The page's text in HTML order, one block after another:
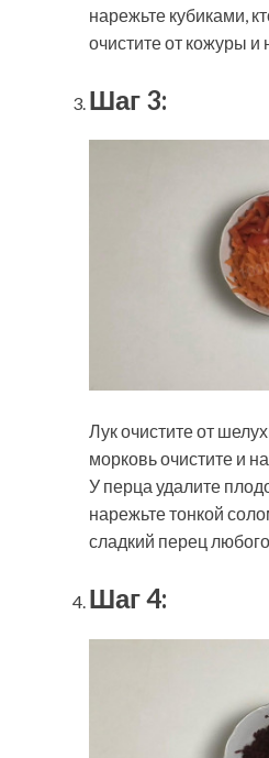
нарежьте кубиками,
очистите от кожуры и
Шаг 3:
Лук очистите от
морковь очистите и
У перца удалите
нарежьте тонкой
сладкий перец
Шаг 4: